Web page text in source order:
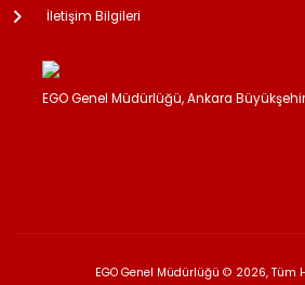
İletişim Bilgileri
EGO Genel Müdürlüğü, Ankara
EGO Genel Müdürlüğü © 2026, Tüm